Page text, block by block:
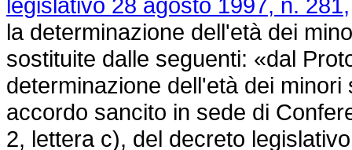
la determinazione dell'età dei
sostituite dalle seguenti: «dal
determinazione dell'età dei
accordo sancito in sede di
2, lettera c), del decreto